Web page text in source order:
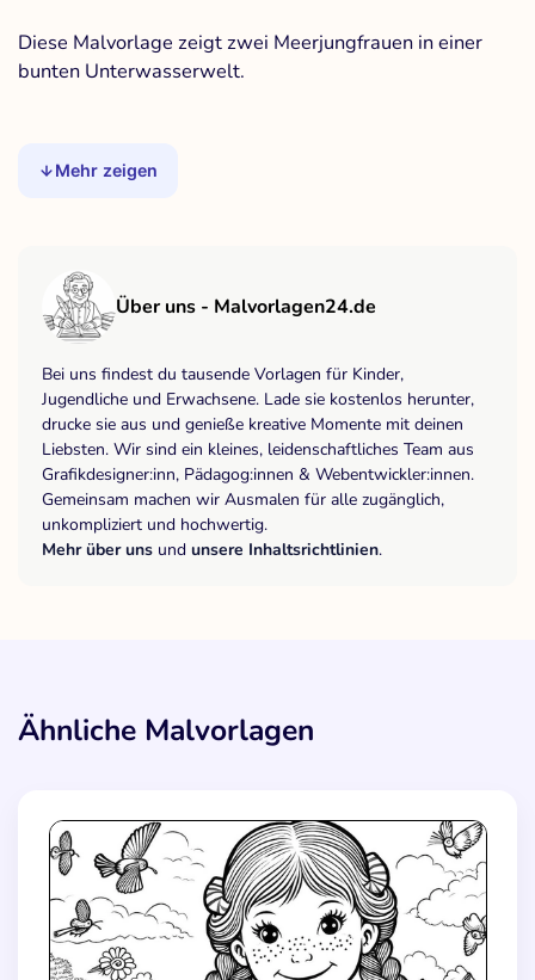
Diese Malvorlage zeigt zwei Meerjungfrauen in einer
bunten Unterwasserwelt.
Mehr zeigen
Über uns - Malvorlagen24.de
Bei uns findest du tausende Vorlagen für Kinder,
Jugendliche und Erwachsene. Lade sie kostenlos herunter,
drucke sie aus und genieße kreative Momente mit deinen
Liebsten. Wir sind ein kleines, leidenschaftliches Team aus
Grafikdesigner:inn, Pädagog:innen & Webentwickler:innen.
Gemeinsam machen wir Ausmalen für alle zugänglich,
unkompliziert und hochwertig.
Mehr über uns und unsere Inhaltsrichtlinien.
Ähnliche Malvorlagen